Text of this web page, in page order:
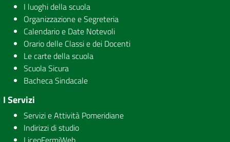
I luoghi della scuola
Organizzazione e Segreteria
Calendario e Date Notevoli
Orario delle Classi e dei Docenti
Le carte della scuola
Scuola Sicura
Bacheca Sindacale
I Servizi
Servizi e Attività Pomeridiane
Indirizzi di studio